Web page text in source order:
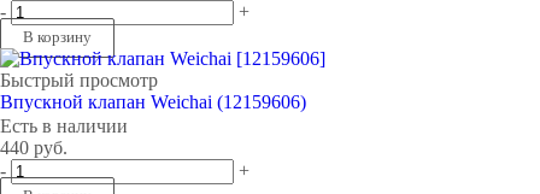
-
+
В корзину
Быстрый просмотр
Впускной клапан Weichai (12159606)
Есть в наличии
440 руб.
-
+